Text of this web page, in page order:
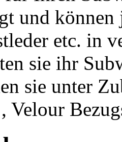
und können
etc. in
sie ihr
sie unter
Velour